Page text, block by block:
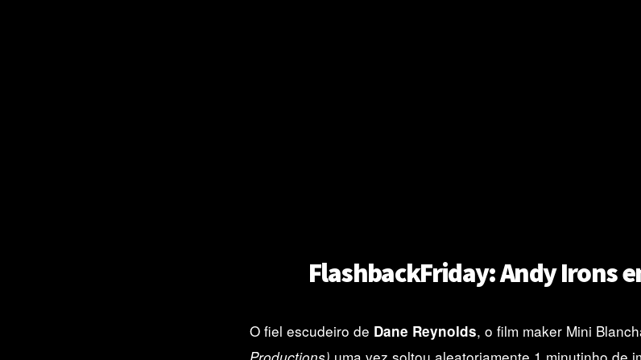
FlashbackFriday: Andy Irons
O fiel escudeiro de Dane Reynolds, o film maker Mini